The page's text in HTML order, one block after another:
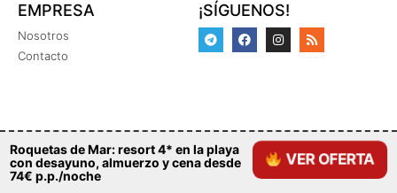
Roquetas de Mar: resort 4* en la playa
con desayuno, almuerzo y cena desde
74€ p.p./noche
VER OFERTA
EMPRESA
Nosotros
Contacto
¡SÍGUENOS!
Copyright © 2020 – 2026 · TarifasError.viajes